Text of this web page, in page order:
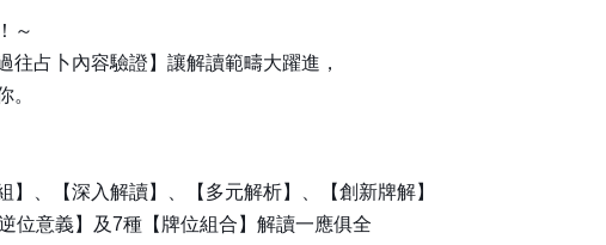
～
占卜內容驗證】讓解讀範疇大躍進，
。
、【深入解讀】、【多元解析】、【創新牌解】
位意義】及7種【牌位組合】解讀一應俱全